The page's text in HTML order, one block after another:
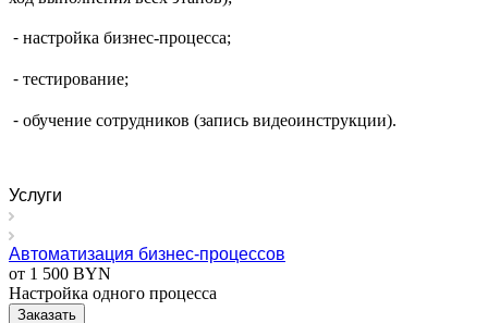
⁃ настройка бизнес-процесса;
⁃ тестирование;
⁃ обучение сотрудников (запись видеоинструкции).
Услуги
Автоматизация бизнес-процессов
от 1 500 BYN
Настройка одного процесса
Заказать